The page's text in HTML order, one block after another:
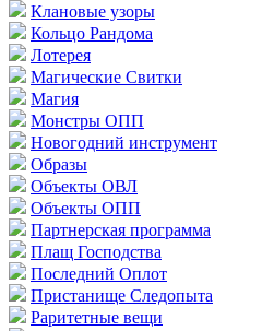
Клановые узоры
Кольцо Рандома
Лотерея
Магические Свитки
Магия
Монстры ОПП
Новогодний инструмент
Образы
Объекты ОВЛ
Объекты ОПП
Партнерская программа
Плащ Господства
Последний Оплот
Пристанище Следопыта
Раритетные вещи